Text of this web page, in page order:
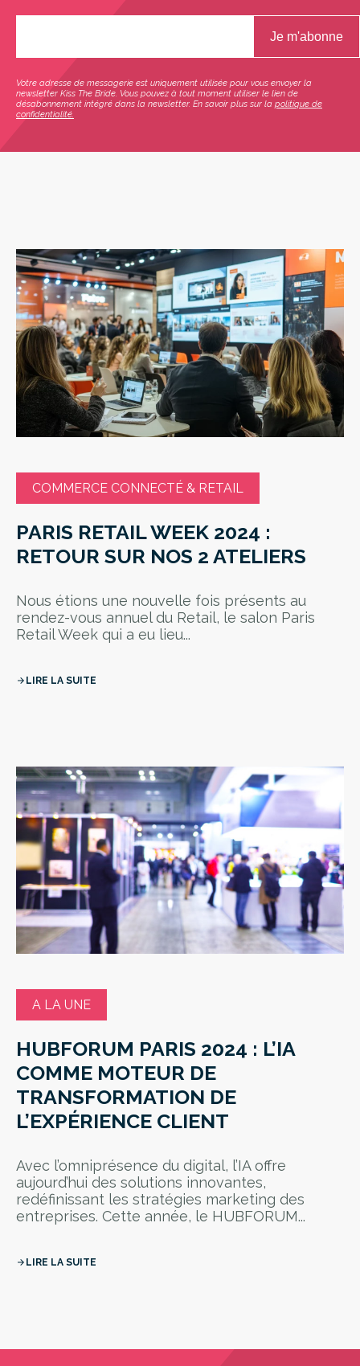
Votre adresse de messagerie est uniquement utilisée pour vous envoyer la
newsletter Kiss The Bride. Vous pouvez à tout moment utiliser le lien de
désabonnement intégré dans la newsletter. En savoir plus sur la politique de
confidentialité.
COMMERCE CONNECTÉ & RETAIL
PARIS RETAIL WEEK 2024 :
RETOUR SUR NOS 2 ATELIERS
Nous étions une nouvelle fois présents au
rendez-vous annuel du Retail, le salon Paris
Retail Week qui a eu lieu...
arrow_forward LIRE LA SUITE
A LA UNE
HUBFORUM PARIS 2024 : L’IA
COMME MOTEUR DE
TRANSFORMATION DE
L’EXPÉRIENCE CLIENT
Avec l’omniprésence du digital, l’IA offre
aujourd’hui des solutions innovantes,
redéfinissant les stratégies marketing des
entreprises. Cette année, le HUBFORUM...
arrow_forward LIRE LA SUITE